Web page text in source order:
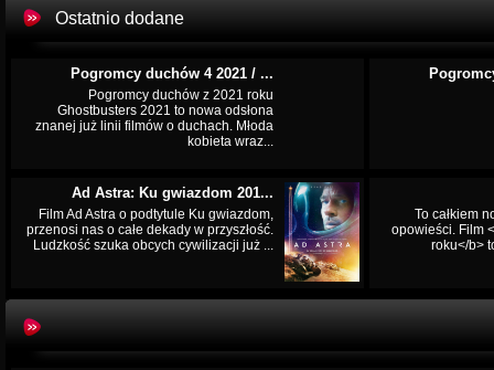
Ostatnio dodane
Pogromcy duchów 4 2021 / ...
Pogromcy duchów z 2021 roku
Ghostbusters 2021 to nowa odsłona
znanej już linii filmów o duchach. Młoda
kobieta wraz...
Ad Astra: Ku gwiazdom 201...
Film Ad Astra o podtytule Ku gwiazdom,
przenosi nas o całe dekady w przyszłość.
Ludzkość szuka obcych cywilizacji już ...
To całkiem
opowieści. Film
roku</b>